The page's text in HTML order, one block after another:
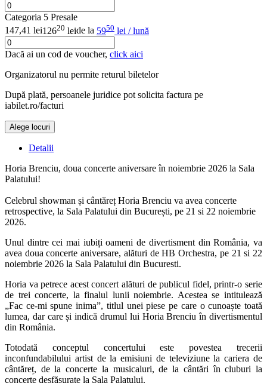
Categoria 5 Presale
147,41 lei12620 leide la 5950 lei / lună
Dacă ai un cod de voucher, click aici
Organizatorul nu permite returul biletelor
După plată, persoanele juridice pot solicita factura pe
iabilet.ro/facturi
Alege locuri
Detalii
Horia Brenciu, doua concerte aniversare în noiembrie 2026 la Sala
Palatului!
Celebrul showman și cântăreț Horia Brenciu va avea concerte
retrospective, la Sala Palatului din București, pe 21 si 22 noiembrie
2026.
Unul dintre cei mai iubiți oameni de divertisment din România, va
avea doua concerte aniversare, alături de HB Orchestra, pe 21 si 22
noiembrie 2026 la Sala Palatului din Bucuresti.
Horia va petrece acest concert alături de publicul fidel, printr-o serie
de trei concerte, la finalul lunii noiembrie. Acestea se intitulează
„Fac ce-mi spune inima”, titlul unei piese pe care o cunoaște toată
lumea, dar care și indică drumul lui Horia Brenciu în divertismentul
din România.
Totodată conceptul concertului este povestea trecerii
inconfundabilului artist de la emisiuni de televiziune la cariera de
cântăreț, de la concerte la musicaluri, de la cântări în cluburi la
concerte desfășurate la Sala Palatului.